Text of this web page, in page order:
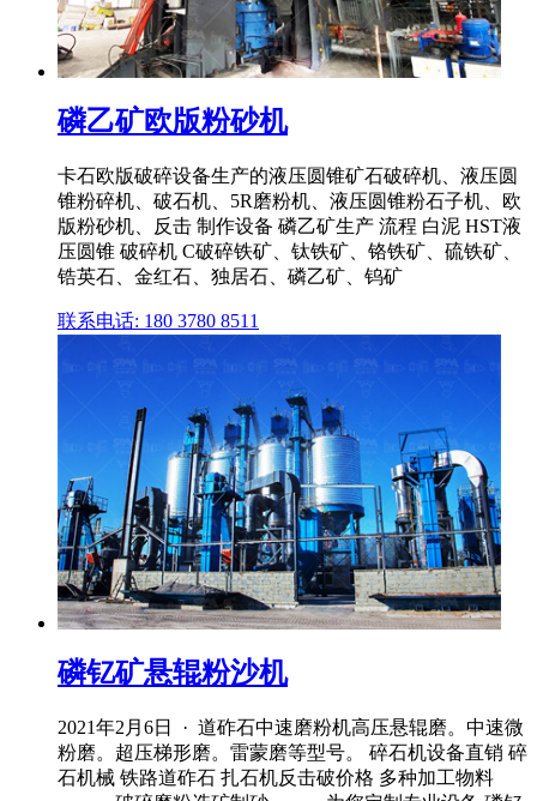
磷乙矿欧版粉砂机
卡石欧版破碎设备生产的液压圆锥矿石破碎机、液压圆
锥粉碎机、破石机、5R磨粉机、液压圆锥粉石子机、欧
版粉砂机、反击 制作设备 磷乙矿生产 流程 白泥 HST液
压圆锥 破碎机 C破碎铁矿、钛铁矿、铬铁矿、硫铁矿、
锆英石、金红石、独居石、磷乙矿、钨矿
联系电话: 180 3780 8511
磷钇矿悬辊粉沙机
2021年2月6日 · 道砟石中速磨粉机高压悬辊磨。中速微
粉磨。超压梯形磨。雷蒙磨等型号。 碎石机设备直销 碎
石机械 铁路道砟石 扎石机反击破价格 多种加工物料